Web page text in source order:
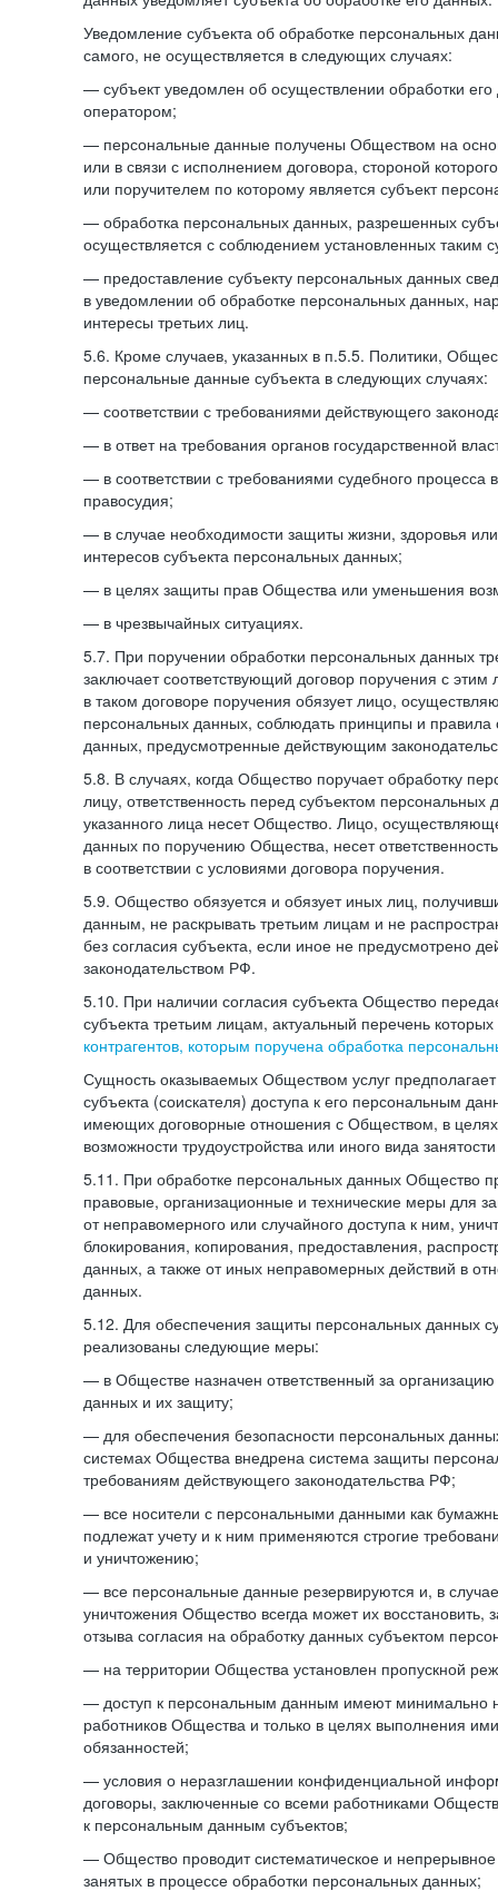
Уведомление субъекта об обработке персональных
самого, не осуществляется в следующих случаях:
— субъект уведомлен об осуществлении обработки
оператором;
— персональные данные получены Обществом на
или в связи с исполнением договора, стороной
или поручителем по которому является субъект
— обработка персональных данных, разрешенных
осуществляется с соблюдением установленных таким
— предоставление субъекту персональных данных
в уведомлении об обработке персональных данных,
интересы третьих лиц.
5.6. Кроме случаев, указанных в п.5.5. Политики,
персональные данные субъекта в следующих случаях:
— соответствии с требованиями действующего
— в ответ на требования органов государственной
— в соответствии с требованиями судебного процесса
правосудия;
— в случае необходимости защиты жизни, здоровья
интересов субъекта персональных данных;
— в целях защиты прав Общества или уменьшения
— в чрезвычайных ситуациях.
5.7. При поручении обработки персональных данных
заключает соответствующий договор поручения с
в таком договоре поручения обязует лицо,
персональных данных, соблюдать принципы и правила
данных, предусмотренные действующим
5.8. В случаях, когда Общество поручает обработку
лицу, ответственность перед субъектом персональных
указанного лица несет Общество. Лицо,
данных по поручению Общества, несет
в соответствии с условиями договора поручения.
5.9. Общество обязуется и обязует иных лиц,
данным, не раскрывать третьим лицам и не
без согласия субъекта, если иное не предусмотрено
законодательством РФ.
5.10. При наличии согласия субъекта Общество
субъекта третьим лицам, актуальный перечень
контрагентов, которым поручена обработка
Сущность оказываемых Обществом услуг
субъекта (соискателя) доступа к его персональным
имеющих договорные отношения с Обществом, в
возможности трудоустройства или иного вида
5.11. При обработке персональных данных Общество
правовые, организационные и технические меры для
от неправомерного или случайного доступа к ним,
блокирования, копирования, предоставления,
данных, а также от иных неправомерных действий в
данных.
5.12. Для обеспечения защиты персональных данных
реализованы следующие меры:
— в Обществе назначен ответственный за
данных и их защиту;
— для обеспечения безопасности персональных
системах Общества внедрена система защиты
требованиям действующего законодательства РФ;
— все носители с персональными данными как
подлежат учету и к ним применяются строгие
и уничтожению;
— все персональные данные резервируются и, в
уничтожения Общество всегда может их восстановить,
отзыва согласия на обработку данных субъектом
— на территории Общества установлен пропускной
— доступ к персональным данным имеют минимально
работников Общества и только в целях выполнения
обязанностей;
— условия о неразглашении конфиденциальной
договоры, заключенные со всеми работниками
к персональным данным субъектов;
— Общество проводит систематическое и непрерывное
занятых в процессе обработки персональных данных;